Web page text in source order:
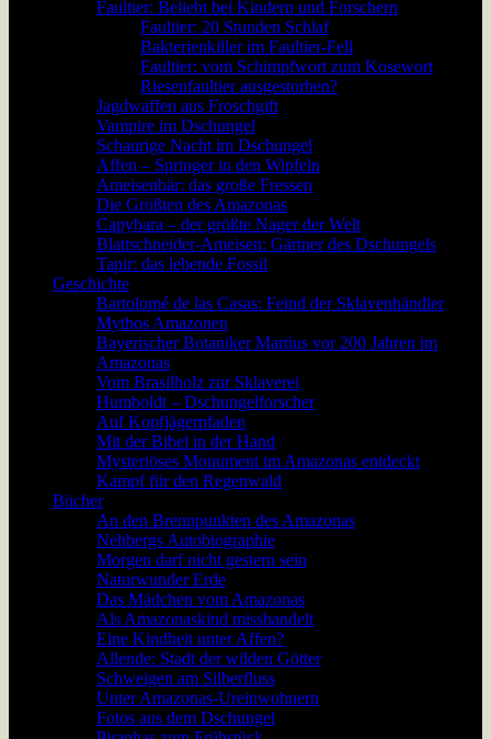
Faultier: Beliebt bei Kindern und Forschern
Faultier: 20 Stunden Schlaf
Bakterienkiller im Faultier-Fell
Faultier: vom Schimpfwort zum Kosewort
Riesenfaultier ausgestorben?
Jagdwaffen aus Froschgift
Vampire im Dschungel
Schaurige Nacht im Dschungel
Affen – Springer in den Wipfeln
Ameisenbär: das große Fressen
Die Größten des Amazonas
Capybara – der größte Nager der Welt
Blattschneider-Ameisen: Gärtner des Dschungels
Tapir: das lebende Fossil
Geschichte
Bartolomé de las Casas: Feind der Sklavenhändler
Mythos Amazonen
Bayerischer Botaniker Martius vor 200 Jahren im
Amazonas
Vom Brasilholz zur Sklaverei
Humboldt – Dschungelforscher
Auf Kopfjägerpfaden
Mit der Bibel in der Hand
Mysteriöses Monument im Amazonas entdeckt
Kampf für den Regenwald
Bücher
An den Brennpunkten des Amazonas
Nehbergs Autobiographie
Morgen darf nicht gestern sein
Naturwunder Erde
Das Mädchen vom Amazonas
Als Amazonaskind misshandelt
Eine Kindheit unter Affen?
Allende: Stadt der wilden Götter
Schweigen am Silberfluss
Unter Amazonas-Ureinwohnern
Fotos aus dem Dschungel